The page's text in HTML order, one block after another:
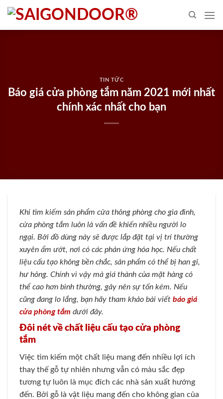
Skip
content
TIN TỨC
Báo giá cửa phòng tắm năm 2021 mới nhất
chính xác nhất cho bạn
Khi tìm kiếm sản phẩm cửa thông phòng cho gia đình,
cửa phòng tắm luôn là vấn đề khiến nhiều người lo
ngại. Bởi đồ dùng này sẽ được lắp đặt tại vị trí thường
xuyên ẩm ướt, nơi có các phản ứng hóa học. Nếu chất
liệu cấu tạo không bền chắc, sản phẩm có thể bị han gỉ,
hư hỏng. Chính vì vậy mà giá thành của mặt hàng có
thể cao hơn bình thường, gây nên sự tốn kém. Nếu
cũng đang lo lắng, bạn hãy tham khảo bài viết báo giá
cửa phòng tắm dưới đây.
Đôi nét về chất liệu cấu tạo cửa phòng
tắm
Việc tìm kiếm một chất liệu mang đến nhiều lợi ích
thay thế gỗ tự nhiên nhưng vẫn có màu sắc đẹp
tương tự luôn là mục đích các nhà sản xuất hướng
đến. Bởi gỗ là vật liệu mang đến cho không gian của